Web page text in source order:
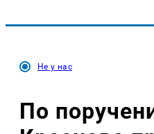
Не у нас
По